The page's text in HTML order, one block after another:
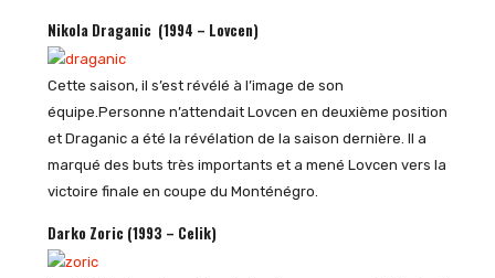
Nikola Draganic (1994 – Lovcen)
Cette saison, il s’est révélé à l’image de son
équipe.Personne n’attendait Lovcen en deuxième position
et Draganic a été la révélation de la saison dernière. Il a
marqué des buts très importants et a mené Lovcen vers la
victoire finale en coupe du Monténégro.
Darko Zoric (1993 – Celik)